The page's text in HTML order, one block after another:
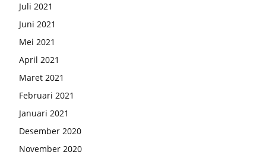
Juli 2021
Juni 2021
Mei 2021
April 2021
Maret 2021
Februari 2021
Januari 2021
Desember 2020
November 2020